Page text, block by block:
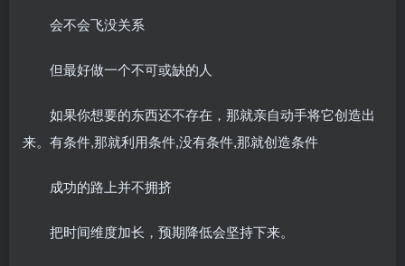
会不会飞没关系
但最好做一个不可或缺的人
如果你想要的东西还不存在，那就亲自动手将它创造出
来。有条件,那就利用条件,没有条件,那就创造条件
成功的路上并不拥挤
把时间维度加长，预期降低会坚持下来。